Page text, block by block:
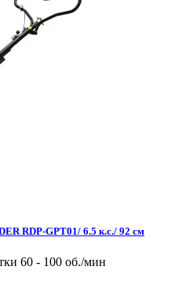
RDP-GPT01/ 6.5 к.с./ 92 см
60 - 100 об./мин